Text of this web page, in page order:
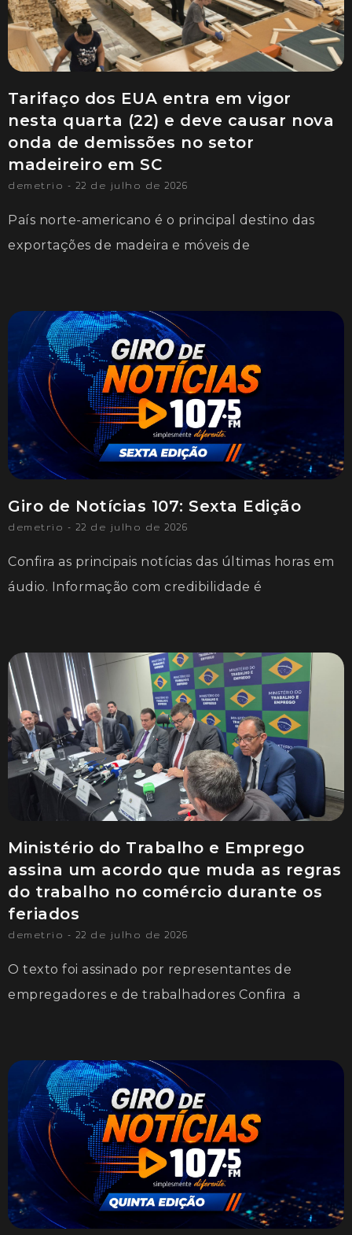
Tarifaço dos EUA entra em vigor
nesta quarta (22) e deve causar nova
onda de demissões no setor
madeireiro em SC
demetrio 22 de julho de 2026
País norte-americano é o principal destino das
exportações de madeira e móveis de
Giro de Notícias 107: Sexta Edição
demetrio 22 de julho de 2026
Confira as principais notícias das últimas horas em
áudio. Informação com credibilidade é
Ministério do Trabalho e Emprego
assina um acordo que muda as regras
do trabalho no comércio durante os
feriados
demetrio 22 de julho de 2026
O texto foi assinado por representantes de
empregadores e de trabalhadores Confira a